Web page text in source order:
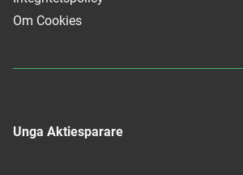
Unga Aktiesparare
Om Cookies